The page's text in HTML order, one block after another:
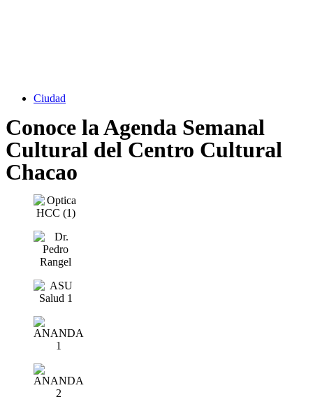
Ciudad
Conoce la Agenda Semanal
Cultural del Centro Cultural
Chacao